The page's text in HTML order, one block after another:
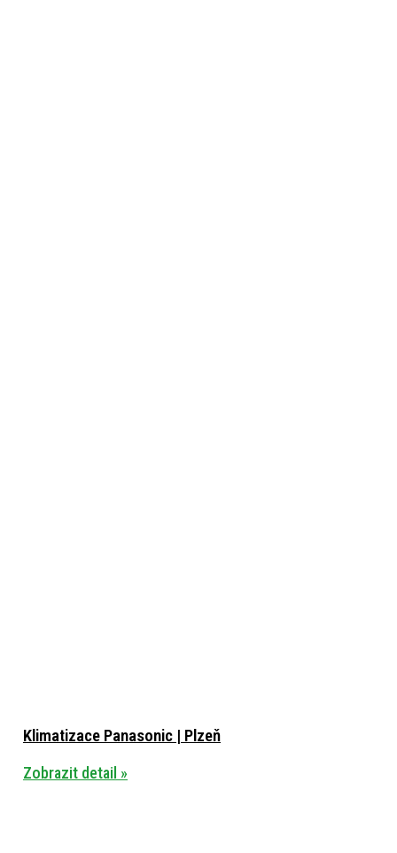
Klimatizace Panasonic | Plzeň
Zobrazit detail »